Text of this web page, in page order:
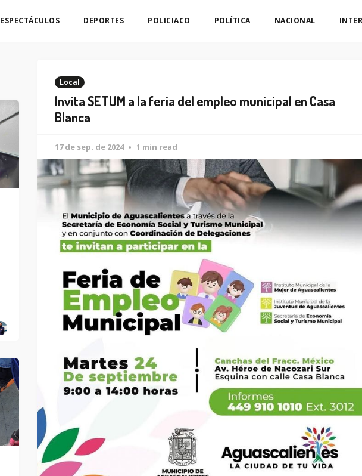
ESPECTÁCULOS DEPORTES POLICIACO POLÍTICA NACIONAL
Local
Invita SETUM a la feria del empleo municipal en Casa
Blanca
17 de sep. de 2024 1 min read